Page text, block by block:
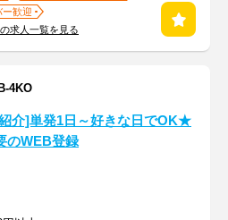
ー歓迎
求人一覧を見る
4KO
介]単発1日～好きな日でOK★
のWEB登録